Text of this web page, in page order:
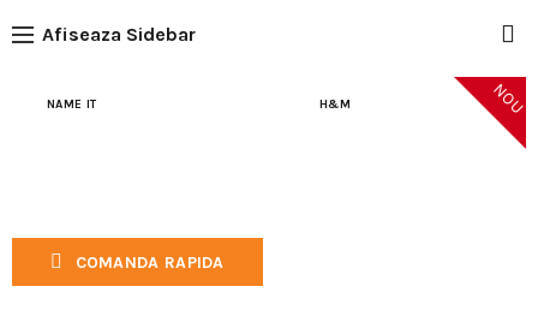
Afiseaza Sidebar
NAME IT
COMANDA RAPIDA
H&M NOU